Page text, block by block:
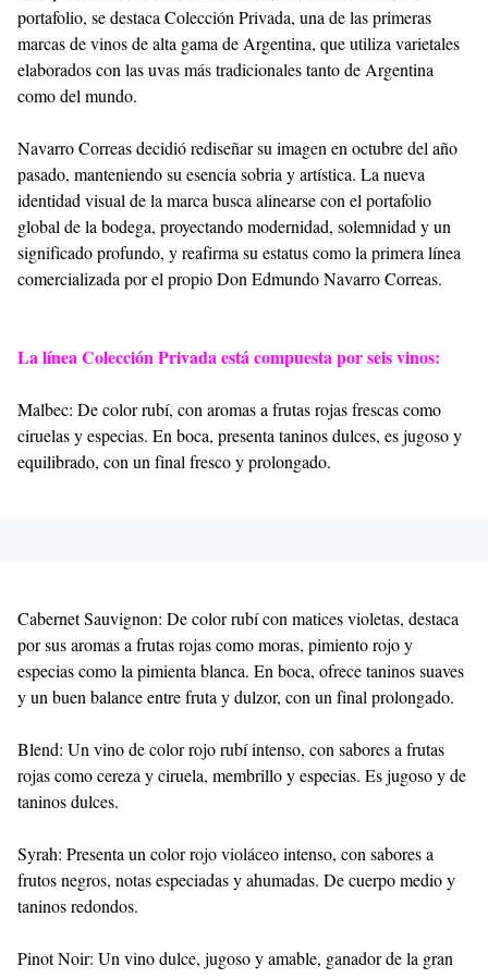
portafolio, se destaca Colección Privada, una de las primeras
marcas de vinos de alta gama de Argentina, que utiliza varietales
elaborados con las uvas más tradicionales tanto de Argentina
como del mundo.
Navarro Correas decidió rediseñar su imagen en octubre del año
pasado, manteniendo su esencia sobria y artística. La nueva
identidad visual de la marca busca alinearse con el portafolio
global de la bodega, proyectando modernidad, solemnidad y un
significado profundo, y reafirma su estatus como la primera línea
comercializada por el propio Don Edmundo Navarro Correas.
La línea Colección Privada está compuesta por seis vinos:
Malbec: De color rubí, con aromas a frutas rojas frescas como
ciruelas y especias. En boca, presenta taninos dulces, es jugoso y
equilibrado, con un final fresco y prolongado.
Cabernet Sauvignon: De color rubí con matices violetas, destaca
por sus aromas a frutas rojas como moras, pimiento rojo y
especias como la pimienta blanca. En boca, ofrece taninos suaves
y un buen balance entre fruta y dulzor, con un final prolongado.
Blend: Un vino de color rojo rubí intenso, con sabores a frutas
rojas como cereza y ciruela, membrillo y especias. Es jugoso y de
taninos dulces.
Syrah: Presenta un color rojo violáceo intenso, con sabores a
frutos negros, notas especiadas y ahumadas. De cuerpo medio y
taninos redondos.
Pinot Noir: Un vino dulce, jugoso y amable, ganador de la gran